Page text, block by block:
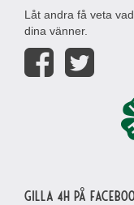
Låt andra få veta
dina vänner.
Gilla 4H på